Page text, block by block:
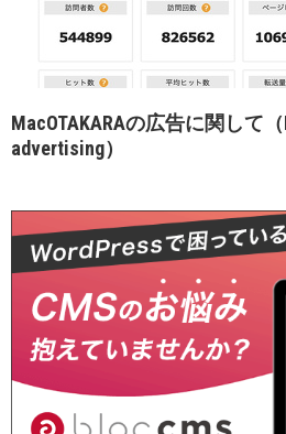
MacOTAKARAの広告に関して
advertising）